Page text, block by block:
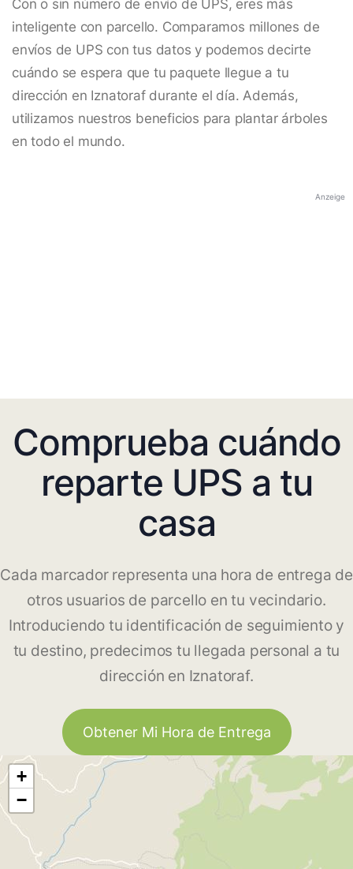
Con o sin número de envío de UPS, eres más
inteligente con parcello. Comparamos millones de
envíos de UPS con tus datos y podemos decirte
cuándo se espera que tu paquete llegue a tu
dirección en Iznatoraf durante el día. Además,
utilizamos nuestros beneficios para plantar árboles
en todo el mundo.
Anzeige
Comprueba cuándo
reparte UPS a tu
casa
Cada marcador representa una hora de entrega de
otros usuarios de parcello en tu vecindario.
Introduciendo tu identificación de seguimiento y
tu destino, predecimos tu llegada personal a tu
dirección en Iznatoraf.
Obtener Mi Hora de Entrega
+
−